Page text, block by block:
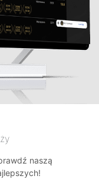
naszą